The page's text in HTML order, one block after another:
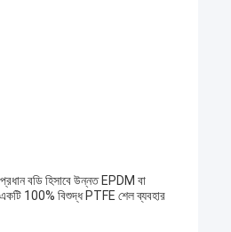
বডি হিসাবে উন্নত EPDM বা
একটি 100% বিশুদ্ধ PTFE শেল ব্যবহার